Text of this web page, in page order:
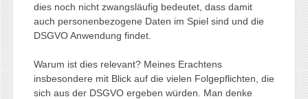
dies noch nicht zwangsläufig bedeutet, dass damit
auch personenbezogene Daten im Spiel sind und die
DSGVO Anwendung findet.
Warum ist dies relevant? Meines Erachtens
insbesondere mit Blick auf die vielen Folgepflichten, die
sich aus der DSGVO ergeben würden. Man denke